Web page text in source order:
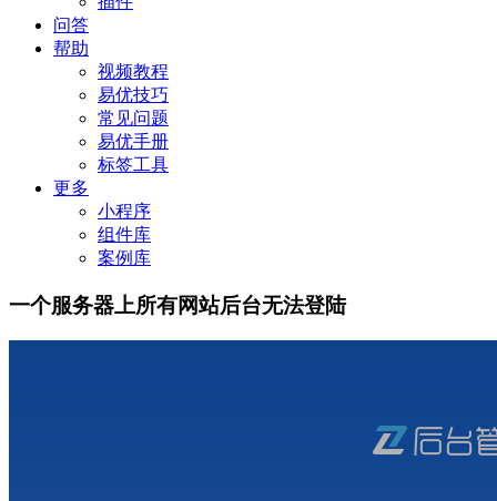
问答
帮助
视频教程
易优技巧
常见问题
易优手册
标签工具
更多
小程序
组件库
案例库
一个服务器上所有网站后台无法登陆